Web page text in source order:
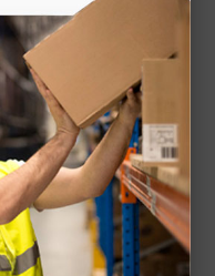
caro los portes y el